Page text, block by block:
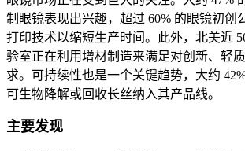
制眼镜表现出兴趣，超过 60% 的眼镜初创
打印技术以缩短生产时间。此外，北美近
验室正在利用增材制造来满足对创新、轻
求。可持续性也是一个关键趋势，大约
可生物降解或回收长丝纳入其产品线。
主要发现